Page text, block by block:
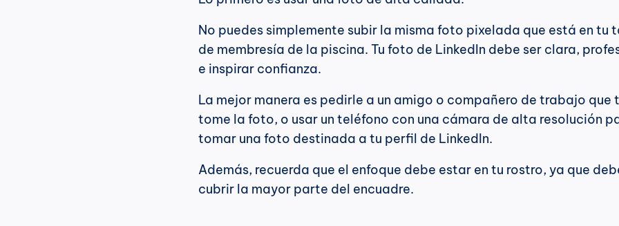
No puedes simplemente subir la misma foto pixelada que está en tu
de membresía de la piscina. Tu foto de LinkedIn debe ser clara,
e inspirar confianza.
La mejor manera es pedirle a un amigo o compañero de trabajo que
tome la foto, o usar un teléfono con una cámara de alta resolución
tomar una foto destinada a tu perfil de LinkedIn.
Además, recuerda que el enfoque debe estar en tu rostro, ya que
cubrir la mayor parte del encuadre.